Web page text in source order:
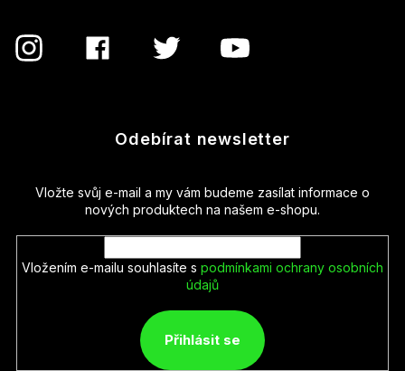
Odebírat newsletter
Vložte svůj e-mail a my vám budeme zasílat informace o
nových produktech na našem e-shopu.
Vložením e-mailu souhlasíte s podmínkami ochrany osobních
údajů
Přihlásit se